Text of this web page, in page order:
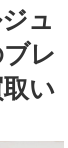
除く）
ュ
レ
い